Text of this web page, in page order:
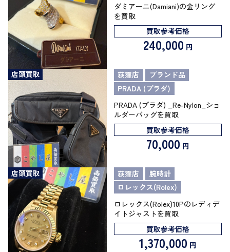
ダミアーニ(Damiani)の金リング
を買取
買取参考価格
240,000 円
店頭買取 荻窪店
ブランド品
PRADA (プラダ)
PRADA (プラダ) _Re-Nylon_ショ
ルダーバッグを買取
買取参考価格
70,000 円
店頭買取 荻窪店
腕時計
ロレックス(Rolex)
ロレックス(Rolex)10Pのレディデ
イトジャストを買取
買取参考価格
1,370,000 円